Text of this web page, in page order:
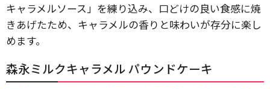
キャラメルソース」を練り込み、口どけの良い食感に焼
きあげたため、キャラメルの香りと味わいが存分に楽し
めます。
森永ミルクキャラメル パウンドケーキ